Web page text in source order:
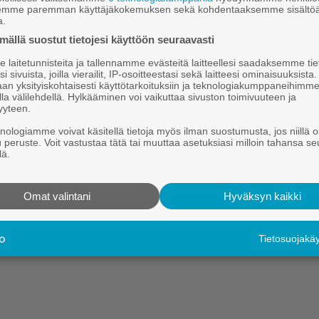
Ramone
16.30
al­kaa tä­nään
al­kaa 40. Num­mi­rock-fes­ti­vaa­li. Num­mi­jär­ven
ko­e­taan nel­jän päi­vän ai­ka­na 49 yh­ty­een ja
Hei.
Tilaa digitaalinen lehti tutustumistarjouksena kahdeksi
paremman käyttäjäkokemuksen sekä kohdentaaksemme
suostut tietojesi käyttöön seuraavasti
laitetunnisteita ja tallennamme evästeitä laitteellesi saadaksemme
sivuista, joilla vierailit, IP-osoitteestasi sekä laitteesi
yksityiskohtaisesti käyttötarkoituksiin ja teknologiakumppaneihimme
välilehdellä. Hylkääminen voi vaikuttaa sivuston toimivuuteen ja
voivat käsitellä tietoja myös ilman suostumusta, jos niillä
peruste. Voit vastustaa tätä tai muuttaa asetuksiasi milloin tahansa
Hyväksyn kaikki
Omat valintani